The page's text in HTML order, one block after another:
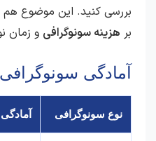
بررسی کنید. این موضوع هم
بر هزینه سونوگرافی و زمان
آمادگی
نوع سونوگرافی